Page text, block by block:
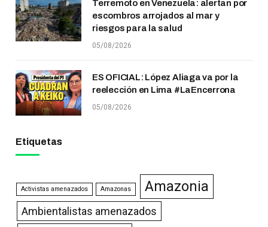
Terremoto en Venezuela: alertan por
escombros arrojados al mar y
riesgos para la salud
05/08/2026
ES OFICIAL: López Aliaga va por la
reelección en Lima #LaEncerrona
05/08/2026
Etiquetas
Activistas amenazados Amazonas Amazonia
Ambientalistas amenazados